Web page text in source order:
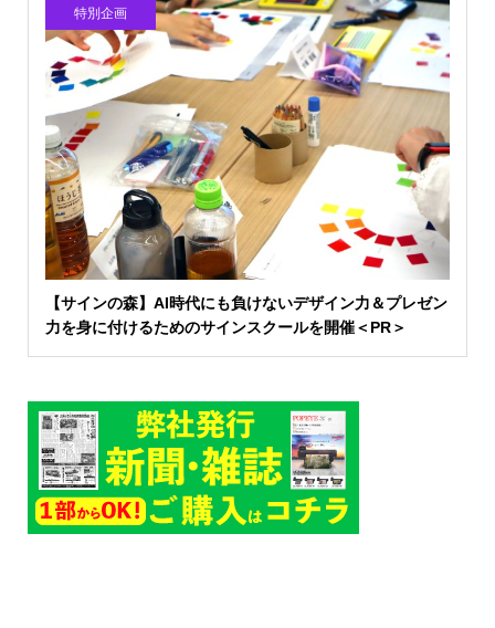
特別企画
【サインの森】AI時代にも負けないデザイン力＆プレゼン
力を身に付けるためのサインスクールを開催＜PR＞